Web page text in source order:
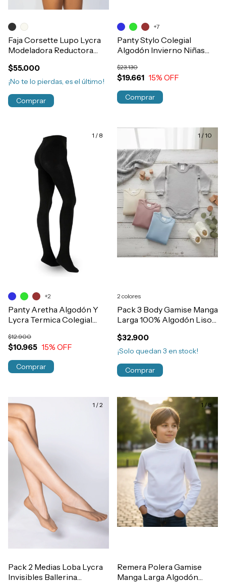
Faja Corsette Lupo Lycra
Modeladora Reductora
Art.47182 IMPORTADA
$55.000
¡No te lo pierdas, es el último!
Comprar
Panty Stylo Colegial
Algodón Invierno Niñas
$19.661
$23.130
15% OFF
+7
Comprar
1 / 8
Panty Aretha Algodón Y
Lycra Termica Colegial
$10.965
$12.900
15% OFF
+2
Comprar
1 /10
Pack 3 Body Gamise Manga
Larga 100% Algodón Liso
$32.900
¡Solo quedan 3 en stock!
2 colores
Comprar
1 /2
Pack 2 Medias Loba Lycra
Invisibles Ballerina
1 /8
Remera Polera Gamise
Manga Larga Algodón